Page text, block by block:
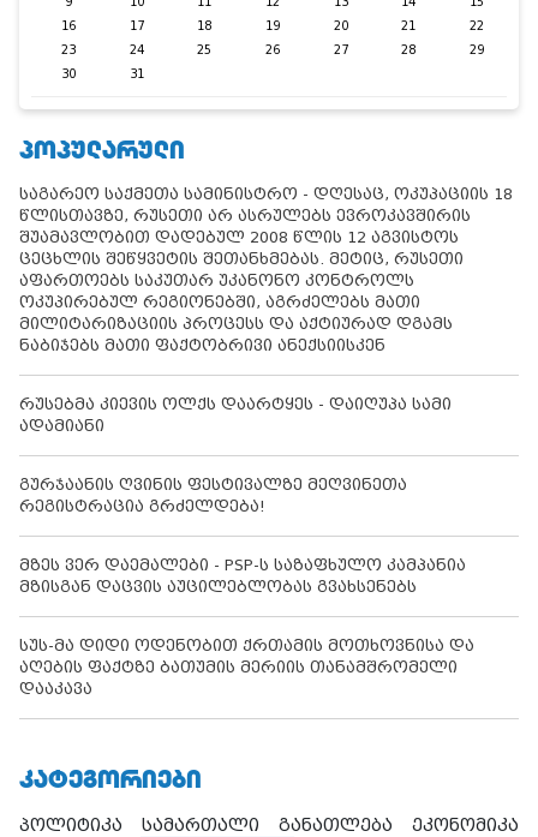
16
17 18 19 20 21
22
23
24 25 26 27 28
29
30
31
ᲞᲝᲞᲣᲚᲐᲠᲣᲚᲘ
საგარეო საქმეთა სამინისტრო - დღესაც, ოკუპაციის 18
წლისთავზე, რუსეთი არ ასრულებს ევროკავშირის
შუამავლობით დადებულ 2008 წლის 12 აგვისტოს
ცეცხლის შეწყვეტის შეთანხმებას. მეტიც, რუსეთი
აფართოებს საკუთარ უკანონო კონტროლს
ოკუპირებულ რეგიონებში, აგრძელებს მათი
მილიტარიზაციის პროცესს და აქტიურად დგამს
ნაბიჯებს მათი ფაქტობრივი ანექსიისკენ
რუსებმა კიევის ოლქს დაარტყეს - დაიღუპა სამი
ადამიანი
გურჯაანის ღვინის ფესტივალზე მეღვინეთა
რეგისტრაცია გრძელდება!
მზეს ვერ დაემალები - PSP-ს საზაფხულო კამპანია
მზისგან დაცვის აუცილებლობას გვახსენებს
სუს-მა დიდი ოდენობით ქრთამის მოთხოვნისა და
აღების ფაქტზე ბათუმის მერიის თანამშრომელი
დააკავა
ᲙᲐᲢᲔᲒᲝᲠᲘᲔᲑᲘ
პოლიტიკა სამართალი განათლება
ეკონომიკა